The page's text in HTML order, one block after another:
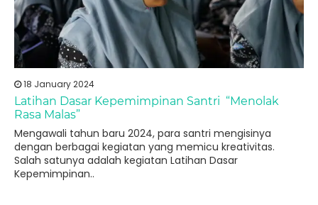
18 January 2024
Latihan Dasar Kepemimpinan Santri “Menolak
Rasa Malas”
Mengawali tahun baru 2024, para santri mengisinya
dengan berbagai kegiatan yang memicu kreativitas.
Salah satunya adalah kegiatan Latihan Dasar
Kepemimpinan..